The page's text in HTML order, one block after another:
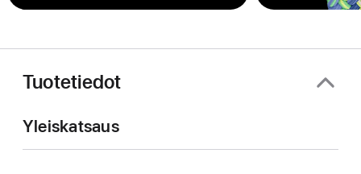
Tuotetiedot
Yleiskatsaus